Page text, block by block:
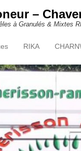
–
à Granulés & Mixtes
RIKA